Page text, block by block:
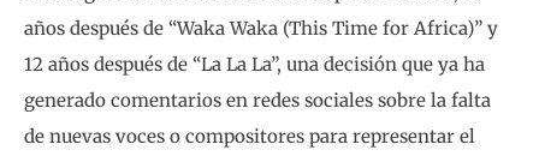
años después de “Waka Waka (This Time for Africa)” y
12 años después de “La La La”, una decisión que ya ha
generado comentarios en redes sociales sobre la falta
de nuevas voces o compositores para representar el